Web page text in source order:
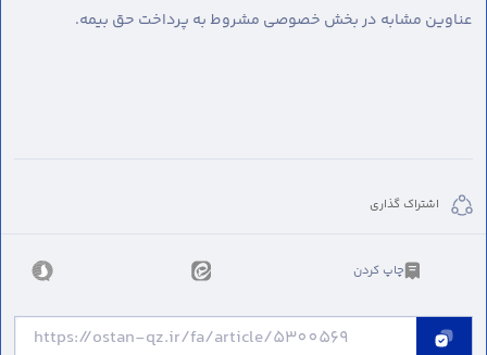
عناوین مشابه در بخش خصوصی مشروط به پرداخت حق بیمه.
اشتراک گذاری
چاپ کردن